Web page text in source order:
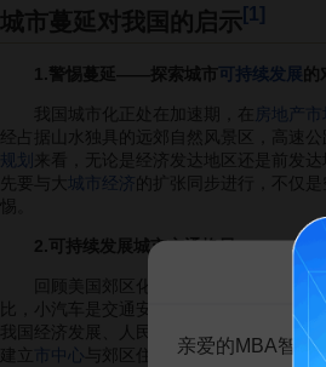
城市蔓延对我国的启示[1]
1.警惕蔓延——探索城市可持续发展的
我国城市化正处在加速期，在 房地产市
经占据山水独具的远郊自然风景区，高速
规划
来看，无论是经济发达地区还是前发
先要与大 城市经济 的扩张同步进行，不仅
2.可持续发展城市交通格局
回顾美国郊区化走向无序蔓延的历程，
比，小汽车是交通安全、资源浪费、环境
我国经济发展、人民富裕之后，我们一方
建立
市中心 与郊区住区的便捷公交系统；
亲爱的MBA智库